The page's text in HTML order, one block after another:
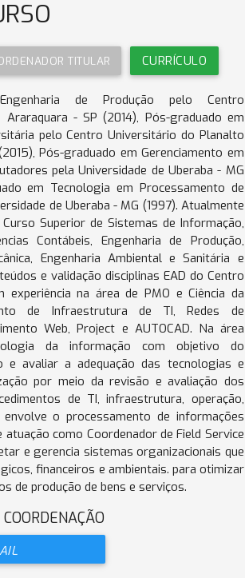
TITULAR CURRÍCULO
de Produção pelo Centro
Araraquara - SP (2014), Pós-graduado em
pelo Centro Universitário do Planalto
Pós-graduado em Gerenciamento em
pela Universidade de Uberaba - MG
em Tecnologia em Processamento de
de Uberaba - MG (1997). Atualmente
Superior de Sistemas de Informação,
Contábeis, Engenharia de Produção,
Engenharia Ambiental e Sanitária e
e validação disciplinas EAD do Centro
na área de PMO e Ciência da
de Infraestrutura de TI, Redes de
Web, Project e AUTOCAD. Na área
da informação com objetivo do
e avaliar a adequação das tecnologias e
por meio da revisão e avaliação dos
de TI, infraestrutura, operação,
o processamento de informações
como Coordenador de Field Service
e gerencia sistemas organizacionais que
financeiros e ambientais. para otimizar
de produção de bens e serviços.